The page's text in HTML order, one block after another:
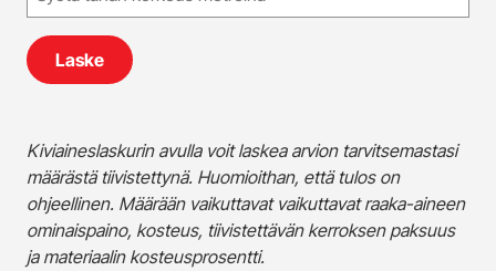
Laske
Kiviaineslaskurin avulla voit laskea arvion tarvitsemastasi
määrästä tiivistettynä. Huomioithan, että tulos on
ohjeellinen. Määrään vaikuttavat vaikuttavat raaka-aineen
ominaispaino, kosteus, tiivistettävän kerroksen paksuus
ja materiaalin kosteusprosentti.